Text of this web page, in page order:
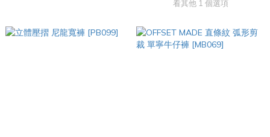
看其他 1 個選項